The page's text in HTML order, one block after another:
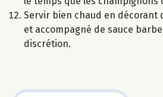
Servir bien chaud en décorant
et accompagné de sauce
discrétion.